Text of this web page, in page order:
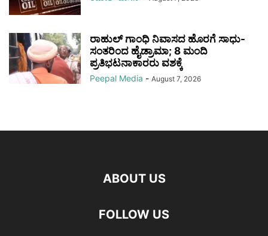
ರಾಹುಲ್ ಗಾಂಧಿ ನಿವಾಸದ ಹೊರಗೆ ಸಾಧು-
ಸಂತರಿಂದ ಹೈಡ್ರಾಮಾ; 8 ಮಂದಿ
ಪ್ರತಿಭಟನಾಕಾರರು ವಶಕ್ಕೆ
Peepal Media - August 7, 2026
ABOUT US
FOLLOW US